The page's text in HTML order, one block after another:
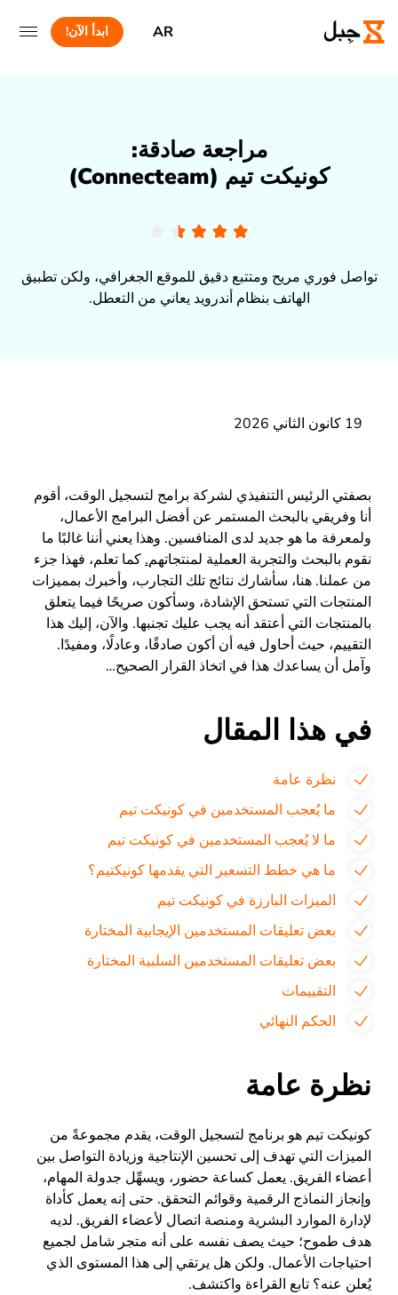
AR ابدأ الآن!
مراجعة صادقة:
كونيكت تيم (Connecteam)
تواصل فوري مريح ومتتبع دقيق للموقع الجغرافي، ولكن تطبيق
الهاتف بنظام أندرويد يعاني من التعطل.
19 كانون الثاني 2026
بصفتي الرئيس التنفيذي لشركة برامج لتسجيل الوقت، أقوم
أنا وفريقي بالبحث المستمر عن أفضل البرامج الأعمال،
ولمعرفة ما هو جديد لدى المنافسين. وهذا يعني أننا غالبًا ما
نقوم بالبحث والتجربة العملية لمنتجاتهم. كما تعلم، فهذا جزء
من عملنا. هنا، سأشارك نتائج تلك التجارب، وأخبرك بمميزات
المنتجات التي تستحق الإشادة، وسأكون صريحًا فيما يتعلق
بالمنتجات التي أعتقد أنه يجب عليك تجنبها. والآن، إليك هذا
التقييم، حيث أحاول فيه أن أكون صادقًا، وعادلًا، ومفيدًا.
وآمل أن يساعدك هذا في اتخاذ القرار الصحيح…
في هذا المقال
نظرة عامة
ما يُعجب المستخدمين في كونيكت تيم
ما لا يُعجب المستخدمين في كونيكت تيم
ما هي خطط التسعير التي يقدمها كونيكتيم؟
الميزات البارزة في كونيكت تيم
بعض تعليقات المستخدمين الإيجابية المختارة
بعض تعليقات المستخدمين السلبية المختارة
التقييمات
الحكم النهائي
نظرة عامة
كونيكت تيم هو برنامج لتسجيل الوقت، يقدم مجموعةً من
الميزات التي تهدف إلى تحسين الإنتاجية وزيادة التواصل بين
أعضاء الفريق. يعمل كساعة حضور، ويسهِّل جدولة المهام،
وإنجاز النماذج الرقمية وقوائم التحقق. حتى إنه يعمل كأداة
لإدارة الموارد البشرية ومنصة اتصال لأعضاء الفريق. لديه
هدف طموح؛ حيث يصف نفسه على أنه متجر شامل لجميع
احتياجات الأعمال. ولكن هل يرتقي إلى هذا المستوى الذي
يُعلن عنه؟ تابع القراءة واكتشف.